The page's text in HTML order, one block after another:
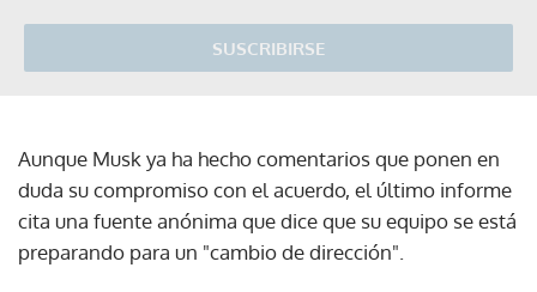
SUSCRIBIRSE
Aunque Musk ya ha hecho comentarios que ponen en
duda su compromiso con el acuerdo, el último informe
cita una fuente anónima que dice que su equipo se está
preparando para un "cambio de dirección".